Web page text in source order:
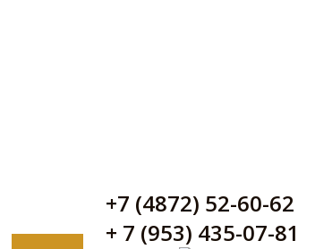
+7 (4872) 52-60-62
+ 7 (953) 435-07-81